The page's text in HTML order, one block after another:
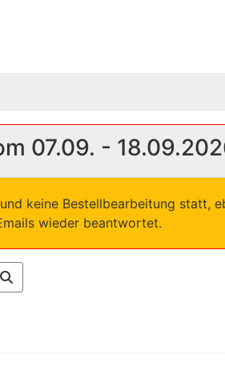
07.09. -
keine Bestellbearbeitung statt,
wieder beantwortet.